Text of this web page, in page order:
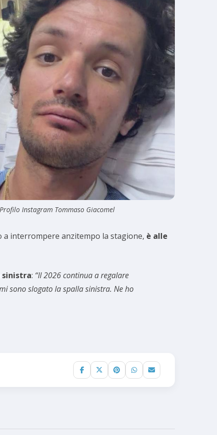
Instagram Tommaso Giacomel
a interrompere anzitempo la stagione, è alle
sinistra: “Il 2026 continua a regalare
sono slogato la spalla sinistra. Ne ho